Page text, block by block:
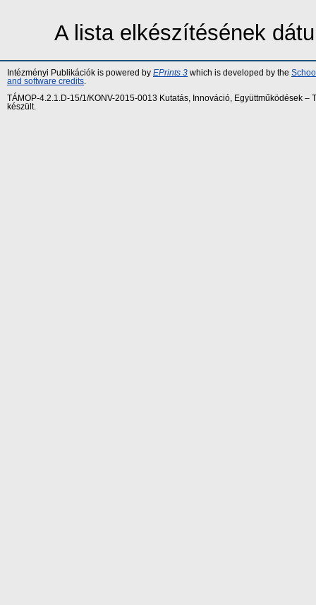
A lista elkészítésének
Intézményi Publikációk is powered by EPrints 3 which is developed by the
and software credits
TÁMOP-4.2.1.D-15/1/KONV-2015-0013 Kutatás, Innováció, Együttműködések
készült.